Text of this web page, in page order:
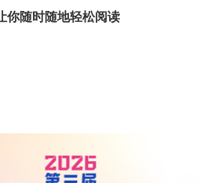
你随时随地轻松阅读